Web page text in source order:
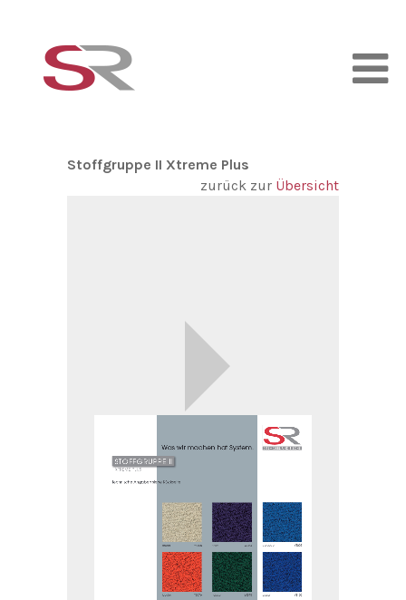
Stoffgruppe II Xtreme Plus
zurück zur Übersicht